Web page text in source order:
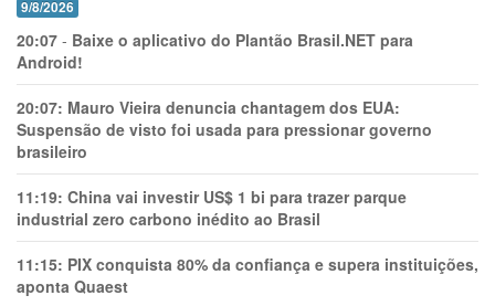
9/8/2026
20:07 - Baixe o aplicativo do Plantão Brasil.NET para
Android!
20:07: Mauro Vieira denuncia chantagem dos EUA:
Suspensão de visto foi usada para pressionar governo
brasileiro
11:19: China vai investir US$ 1 bi para trazer parque
industrial zero carbono inédito ao Brasil
11:15: PIX conquista 80% da confiança e supera instituições,
aponta Quaest